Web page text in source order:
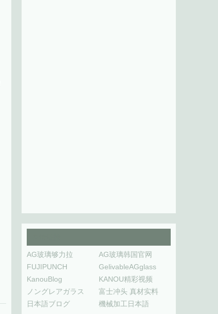
AG玻璃够力拉
AG玻璃韩国官网
FUJIPUNCH
GelivableAGglass
KanouBlog
KANOU精彩视频
ノングレアガラス
富士冲头 真材实料
日本語ブログ
機械加工日本語